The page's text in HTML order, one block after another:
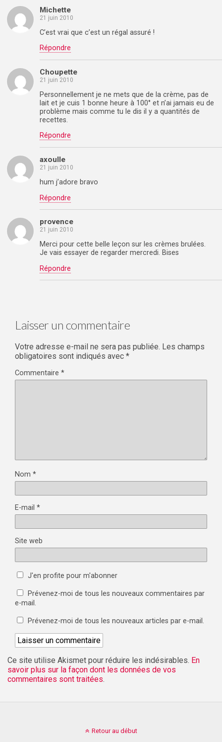
Michette
21 juin 2010
C’est vrai que c’est un régal assuré !
Répondre
Choupette
21 juin 2010
Personnellement je ne mets que de la crème, pas de
lait et je cuis 1 bonne heure à 100° et n’ai jamais eu de
problème mais comme tu le dis il y a quantités de
recettes.
Répondre
axoulle
21 juin 2010
hum j’adore bravo
Répondre
provence
21 juin 2010
Merci pour cette belle leçon sur les crèmes brulées.
Je vais essayer de regarder mercredi. Bises
Répondre
Laisser un commentaire
Votre adresse e-mail ne sera pas publiée. Les champs
obligatoires sont indiqués avec *
Commentaire *
Nom *
E-mail *
Site web
J'en profite pour m'abonner
Prévenez-moi de tous les nouveaux commentaires par
e-mail.
Prévenez-moi de tous les nouveaux articles par e-mail.
Ce site utilise Akismet pour réduire les indésirables. En
savoir plus sur la façon dont les données de vos
commentaires sont traitées.
Retour au début